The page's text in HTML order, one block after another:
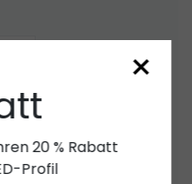
Lager
×
20 % Rabatt
Profil